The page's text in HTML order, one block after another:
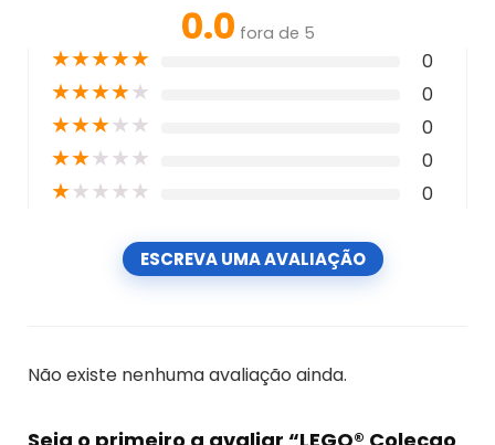
0.0 fora de 5
★★★★★ 0
★★★★★ 0
★★★★★ 0
★★★★★ 0
★★★★★ 0
ESCREVA UMA AVALIAÇÃO
Não existe nenhuma avaliação ainda.